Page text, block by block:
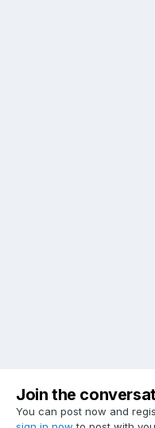
Join the
You can post now and